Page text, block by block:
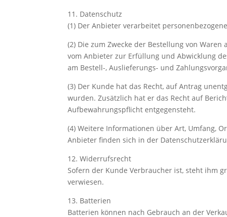
11. Datenschutz
(1) Der Anbieter verarbeitet
(2) Die zum Zwecke der Bestellung von
vom Anbieter zur Erfüllung und Abwicklung
am Bestell-, Auslieferungs- und
(3) Der Kunde hat das Recht, auf Antrag
wurden. Zusätzlich hat er das Recht auf
Aufbewahrungspflicht entgegensteht.
(4) Weitere Informationen über Art, Umfang,
Anbieter finden sich in der
12. Widerrufsrecht
Sofern der Kunde Verbraucher ist, steht ihm
verwiesen.
13. Batterien
Batterien können nach Gebrauch an der